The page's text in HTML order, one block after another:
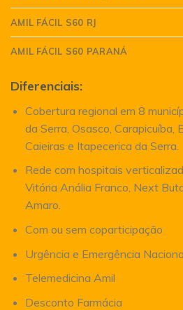
AMIL FÁCIL S60 RJ
AMIL FÁCIL S60 PARANÁ
Diferenciais:
Cobertura regional em 8
da Serra, Osasco, Carapicuíba,
Caieiras e Itapecerica da Serra.
Rede com hospitais
Vitória Anália Franco, Next
Amaro.
Com ou sem coparticipação
Urgência e Emergência
Telemedicina Amil
Desconto Farmácia